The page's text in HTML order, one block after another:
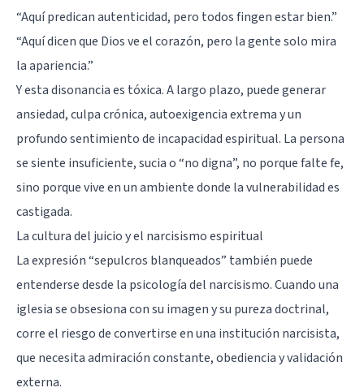
“Aquí predican autenticidad, pero todos fingen estar bien.”
“Aquí dicen que Dios ve el corazón, pero la gente solo mira
la apariencia.”
Y esta disonancia es tóxica. A largo plazo, puede generar
ansiedad, culpa crónica, autoexigencia extrema y un
profundo sentimiento de incapacidad espiritual. La persona
se siente insuficiente, sucia o “no digna”, no porque falte fe,
sino porque vive en un ambiente donde la vulnerabilidad es
castigada.
La cultura del juicio y el narcisismo espiritual
La expresión “sepulcros blanqueados” también puede
entenderse desde la psicología del narcisismo. Cuando una
iglesia se obsesiona con su imagen y su pureza doctrinal,
corre el riesgo de convertirse en una institución narcisista,
que necesita admiración constante, obediencia y validación
externa.